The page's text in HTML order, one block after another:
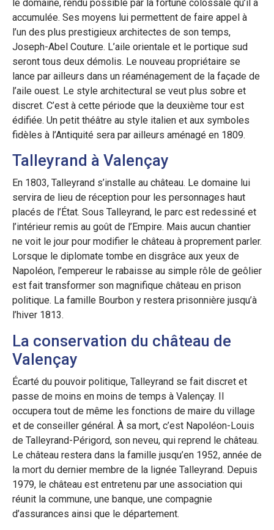
le domaine, rendu possible par la fortune colossale qu’il a
accumulée. Ses moyens lui permettent de faire appel à
l’un des plus prestigieux architectes de son temps,
Joseph-Abel Couture. L’aile orientale et le portique sud
seront tous deux démolis. Le nouveau propriétaire se
lance par ailleurs dans un réaménagement de la façade de
l’aile ouest. Le style architectural se veut plus sobre et
discret. C’est à cette période que la deuxième tour est
édifiée. Un petit théâtre au style italien et aux symboles
fidèles à l’Antiquité sera par ailleurs aménagé en 1809.
Talleyrand à Valençay
En 1803, Talleyrand s’installe au château. Le domaine lui
servira de lieu de réception pour les personnages haut
placés de l’État. Sous Talleyrand, le parc est redessiné et
l’intérieur remis au goût de l’Empire. Mais aucun chantier
ne voit le jour pour modifier le château à proprement parler.
Lorsque le diplomate tombe en disgrâce aux yeux de
Napoléon, l’empereur le rabaisse au simple rôle de geôlier
est fait transformer son magnifique château en prison
politique. La famille Bourbon y restera prisonnière jusqu’à
l’hiver 1813.
La conservation du château de
Valençay
Écarté du pouvoir politique, Talleyrand se fait discret et
passe de moins en moins de temps à Valençay. Il
occupera tout de même les fonctions de maire du village
et de conseiller général. À sa mort, c’est Napoléon-Louis
de Talleyrand-Périgord, son neveu, qui reprend le château.
Le château restera dans la famille jusqu’en 1952, année de
la mort du dernier membre de la lignée Talleyrand. Depuis
1979, le château est entretenu par une association qui
réunit la commune, une banque, une compagnie
d’assurances ainsi que le département.